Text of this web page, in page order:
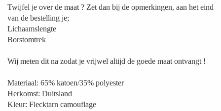
Twijfel je over de maat ? Zet dan bij de opmerkingen, aan het eind
van de bestelling je;
Lichaamslengte
Borstomtrek
Wij meten dit na zodat je vrijwel altijd de goede maat ontvangt !
Materiaal: 65% katoen/35% polyester
Herkomst: Duitsland
Kleur: Flecktarn camouflage